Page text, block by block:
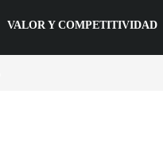
VALOR Y COMPETITIVIDAD